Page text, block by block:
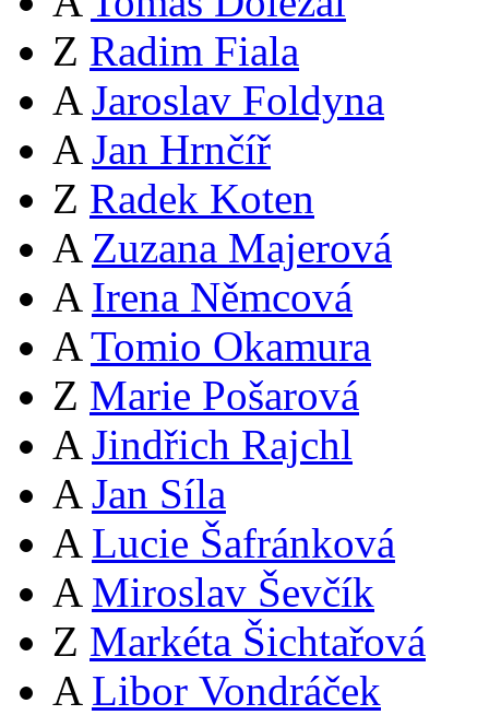
Z Radim Fiala
A Jaroslav Foldyna
A Jan Hrnčíř
Z Radek Koten
A Zuzana Majerová
A Irena Němcová
A Tomio Okamura
Z Marie Pošarová
A Jindřich Rajchl
A Jan Síla
A Lucie Šafránková
A Miroslav Ševčík
Z Markéta Šichtařová
A Libor Vondráček